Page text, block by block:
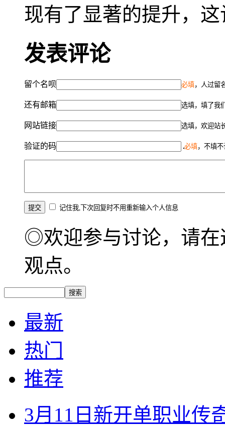
现有了显著的提升，
发表评论
留个名呗 必填，人过留
还有邮箱 选填，填了我
网站链接 选填，欢迎站
验证的码 必填，不填
记住我,下次回复时不用重新输入个人信息
◎欢迎参与讨论，请在
观点。
最新
热门
推荐
3月11日新开单职业传